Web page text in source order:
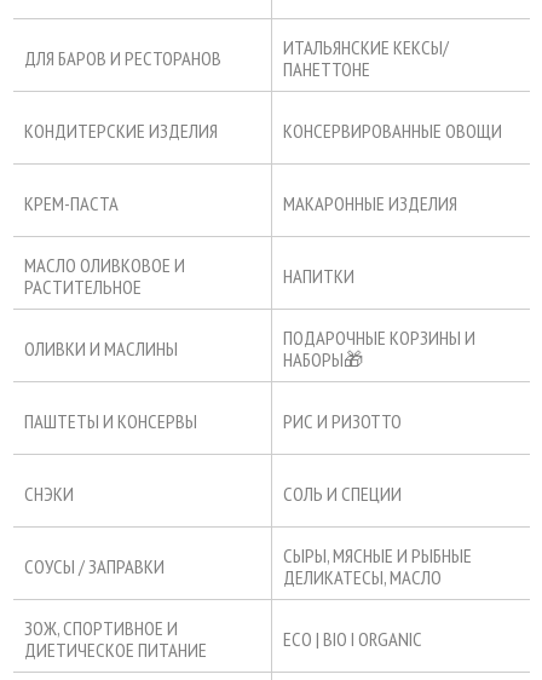
ДЛЯ БАРОВ И РЕСТОРАНОВ
ИТАЛЬЯНСКИЕ КЕКСЫ/
ПАНЕТТОНЕ
КОНДИТЕРСКИЕ ИЗДЕЛИЯ КОНСЕРВИРОВАННЫЕ ОВОЩИ
КРЕМ-ПАСТА МАКАРОННЫЕ ИЗДЕЛИЯ
МАСЛО ОЛИВКОВОЕ И
РАСТИТЕЛЬНОЕ
НАПИТКИ
ОЛИВКИ И МАСЛИНЫ
ПОДАРОЧНЫЕ КОРЗИНЫ И
НАБОРЫ🎁
ПАШТЕТЫ И КОНСЕРВЫ РИС И РИЗОТТО
СНЭКИ СОЛЬ И СПЕЦИИ
СОУСЫ / ЗАПРАВКИ
СЫРЫ, МЯСНЫЕ И РЫБНЫЕ
ДЕЛИКАТЕСЫ, МАСЛО
ЗОЖ, СПОРТИВНОЕ И
ДИЕТИЧЕСКОЕ ПИТАНИЕ
ECO | BIO I ORGANIC